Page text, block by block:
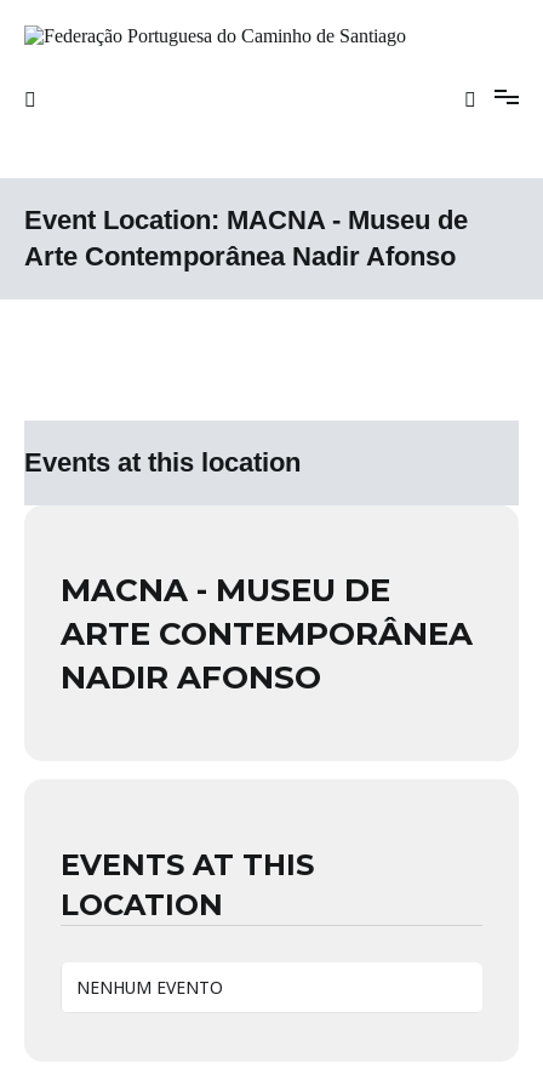
para
Santiago
Event Location: MACNA - Museu de
Arte Contemporânea Nadir Afonso
Events at this location
MACNA - MUSEU DE
ARTE CONTEMPORÂNEA
NADIR AFONSO
EVENTS AT THIS
LOCATION
NENHUM EVENTO